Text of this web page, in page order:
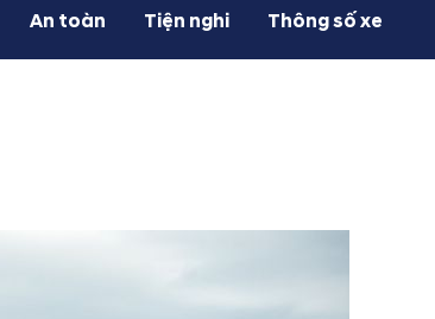
An toàn Tiện nghi Thông số xe